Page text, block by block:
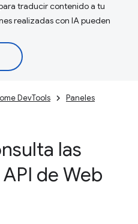
traducir contenido a tu
realizadas con IA pueden
DevTools Paneles
las
de Web